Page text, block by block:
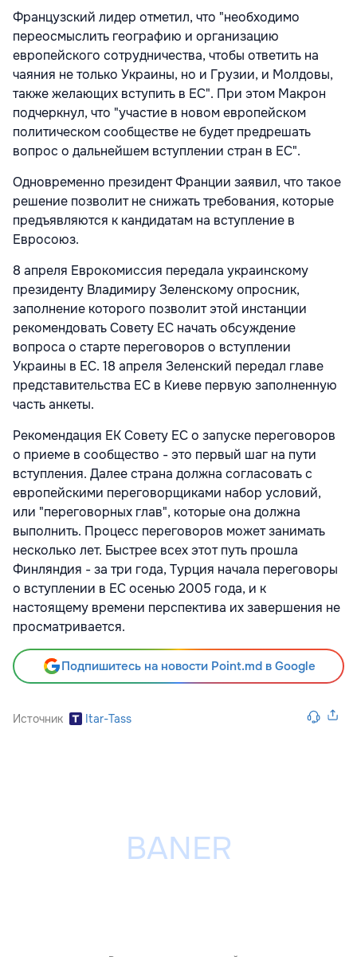
Французский лидер отметил, что "необходимо
переосмыслить географию и организацию
европейского сотрудничества, чтобы ответить на
чаяния не только Украины, но и Грузии, и Молдовы,
также желающих вступить в ЕС". При этом Макрон
подчеркнул, что "участие в новом европейском
политическом сообществе не будет предрешать
вопрос о дальнейшем вступлении стран в ЕС".
Одновременно президент Франции заявил, что такое
решение позволит не снижать требования, которые
предъявляются к кандидатам на вступление в
Евросоюз.
8 апреля Еврокомиссия передала украинскому
президенту Владимиру Зеленскому опросник,
заполнение которого позволит этой инстанции
рекомендовать Совету ЕС начать обсуждение
вопроса о старте переговоров о вступлении
Украины в ЕС. 18 апреля Зеленский передал главе
представительства ЕС в Киеве первую заполненную
часть анкеты.
Рекомендация ЕК Совету ЕС о запуске переговоров
о приеме в сообщество - это первый шаг на пути
вступления. Далее страна должна согласовать с
европейскими переговорщиками набор условий,
или "переговорных глав", которые она должна
выполнить. Процесс переговоров может занимать
несколько лет. Быстрее всех этот путь прошла
Финляндия - за три года, Турция начала переговоры
о вступлении в ЕС осенью 2005 года, и к
настоящему времени перспектива их завершения не
просматривается.
Подпишитесь на новости Point.md в Google
Источник Itar-Tass